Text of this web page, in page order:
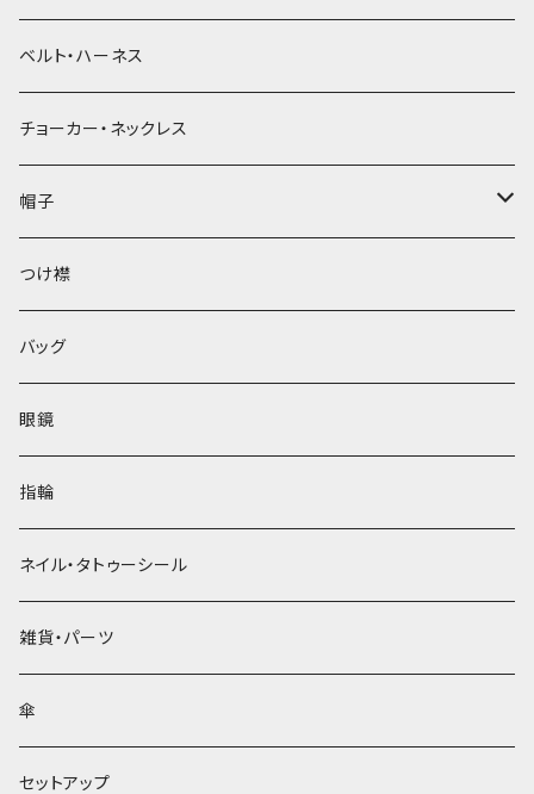
ベルト・ハーネス
チョーカー・ネックレス
帽子
ベレー帽
つけ襟
バッグ
眼鏡
指輪
ネイル・タトゥーシール
雑貨・パーツ
傘
セットアップ